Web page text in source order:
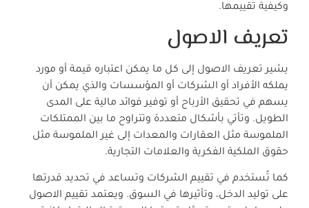
وكيفية تقييمها.
تعريف الاصول
يشير تعريف الاصول إلى كل ما يمكن اعتباره قيمة أو مورد
يملكه الأفراد أو الشركات أو المؤسسات والذي يمكن أن
يسهم في تحقيق الأرباح أو توفير فوائد مالية على المدى
الطويل. وتأتي بأشكال متعددة وتتراوح ما بين الممتلكات
الملموسة مثل العقارات والمعدات إلى غير الملموسة مثل
حقوق الملكية الفكرية والعلامات التجارية.
كما تُستخدم في تقييم الشركات وتساعد في تحديد قدرتها
على توليد الدخل، وتأثيرها في السوق. ويعتمد تقييم الاصول